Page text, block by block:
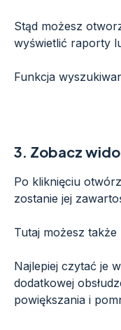
Stąd możesz
wyświetlić raporty
Funkcja
3. Zobacz
Po kliknięciu
zostanie jej
Tutaj możesz
Najlepiej czytać je
dodatkowej
powiększania i